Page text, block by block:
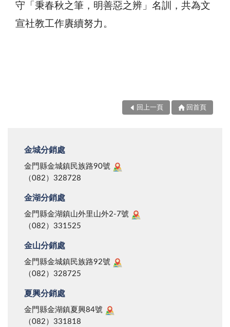
守「秉春秋之筆，明善惡之辨」名訓，共為文
宣社教工作賡續努力。
回上一頁 回首頁
金城分銷處
金門縣金城鎮民族路90號
（082）328728
金湖分銷處
金門縣金湖鎮山外里山外2-7號
（082）331525
金山分銷處
金門縣金城鎮民族路92號
（082）328725
夏興分銷處
金門縣金湖鎮夏興84號
（082）331818